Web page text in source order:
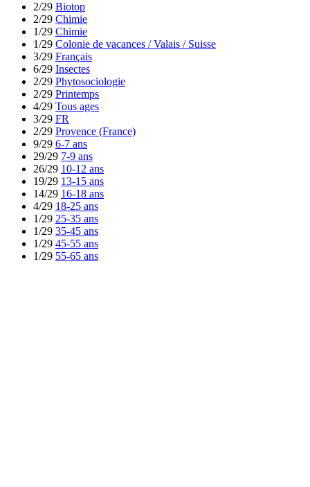
2/29 Biotop
2/29 Chimie
1/29 Chimie
1/29 Colonie de vacances / Valais / Suisse
3/29 Français
6/29 Insectes
2/29 Phytosociologie
2/29 Printemps
4/29 Tous ages
3/29 FR
2/29 Provence (France)
9/29 6-7 ans
29/29 7-9 ans
26/29 10-12 ans
19/29 13-15 ans
14/29 16-18 ans
4/29 18-25 ans
1/29 25-35 ans
1/29 35-45 ans
1/29 45-55 ans
1/29 55-65 ans